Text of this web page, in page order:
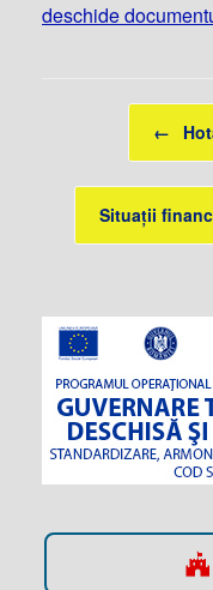
deschide
Post navigation
←
Situații